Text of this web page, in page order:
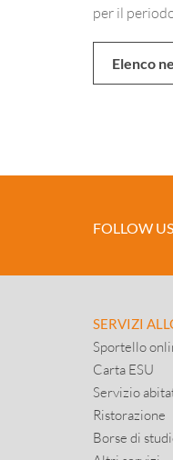
per il
Elenco
FOLLOW US
SERVIZI
Sportello
Carta ESU
Servizio
Ristorazione
Borse di